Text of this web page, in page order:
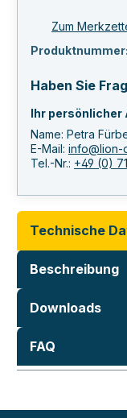
Zum
Produktnummer:
Haben Sie
Ihr
Name: Petra
E-Mail: info@lion-
Tel.-Nr.: +49 (0)
Technische
Beschreibung
Downloads
FAQ